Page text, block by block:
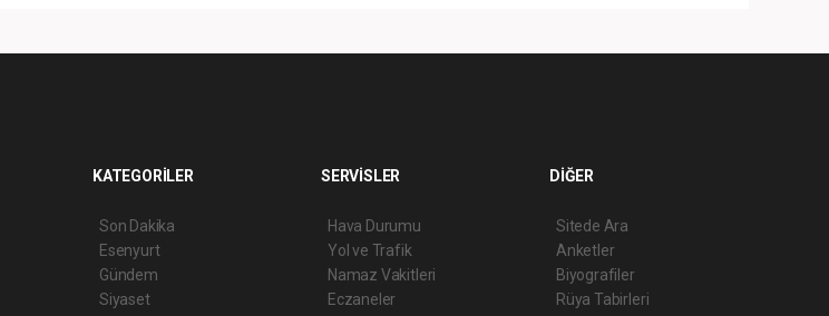
KATEGORİLER
Son Dakika
Esenyurt
Gündem
Siyaset
SERVİSLER
Hava Durumu
Yol ve Trafik
Namaz Vakitleri
Eczaneler
DİĞER
Sitede Ara
Anketler
Biyografiler
Rüya Tabirleri